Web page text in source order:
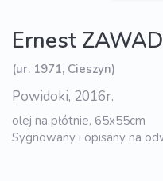
Ernest
(ur. 1971, Cieszyn)
Powidoki, 2016r.
olej na płótnie, 65x55cm
Sygnowany i opisany na